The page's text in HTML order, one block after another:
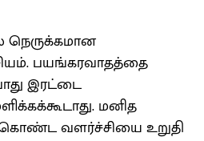
நெருக்கமான
பயங்கரவாதத்தை
இரட்டை
மனித
வளர்ச்சியை உறுதி